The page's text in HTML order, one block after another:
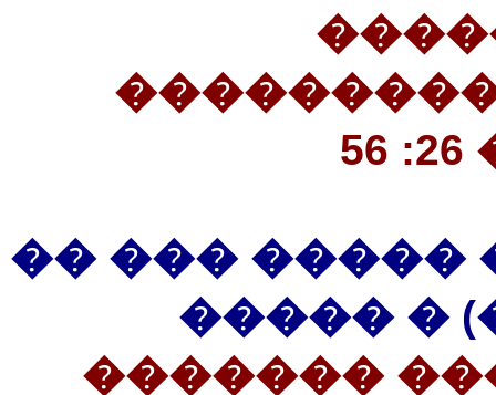
�� ��� ����
����
(69������